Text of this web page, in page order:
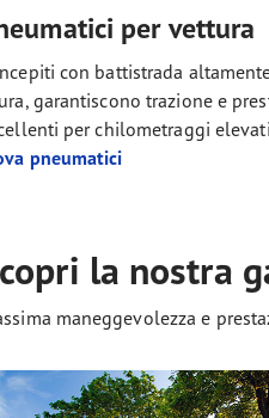
per vettura
con battistrada
garantiscono trazione e
per chilometraggi
pneumatici
la nostra
maneggevolezza e